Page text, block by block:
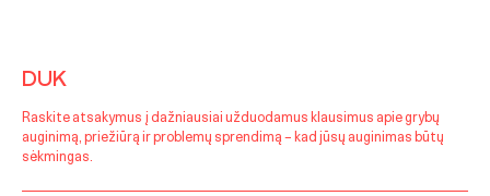
DUK
Raskite atsakymus į dažniausiai užduodamus klausimus apie grybų
auginimą, priežiūrą ir problemų sprendimą – kad jūsų auginimas būtų
sėkmingas.